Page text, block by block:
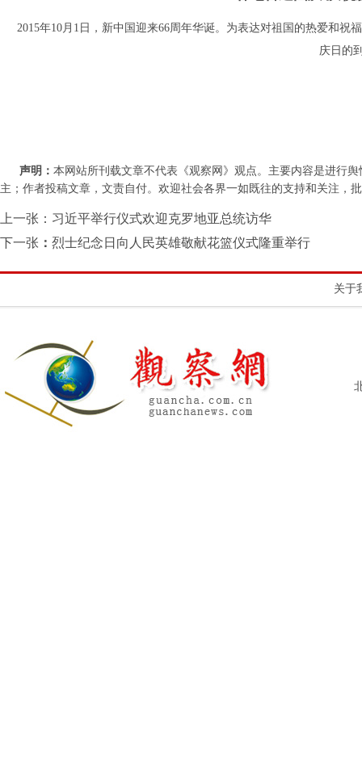
2015年10月1日，新中国迎来66周年华诞。为表达对祖国的热爱和
庆日的
声明： 本网站所刊载文章不代表《观察网》观点。主要内容是进行
主；作者投稿文章，文责自付。欢迎社会各界一如既往的支持和关注，批
上一张： 习近平举行仪式欢迎克罗地亚总统访华
下一张 ： 烈士纪念日向人民英雄敬献花篮仪式隆重举行
关于